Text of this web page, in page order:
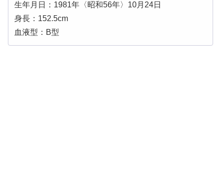
生年月日：1981年〈昭和56年〉10月24日
身長：152.5cm
血液型：B型